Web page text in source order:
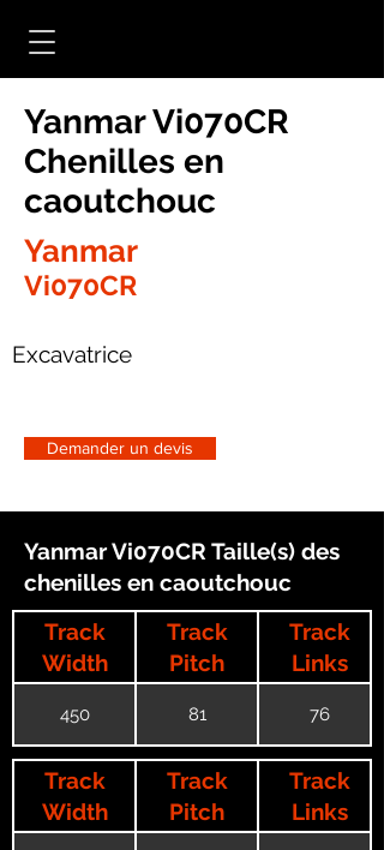
Yanmar Vi070CR
Chenilles en
caoutchouc
Yanmar
Vi070CR
Excavatrice
Demander un devis
Yanmar Vi070CR Taille(s) des
chenilles en caoutchouc
Track
Width
Track
Pitch
Track
Links
450 81 76
Track
Width
Track
Pitch
Track
Links